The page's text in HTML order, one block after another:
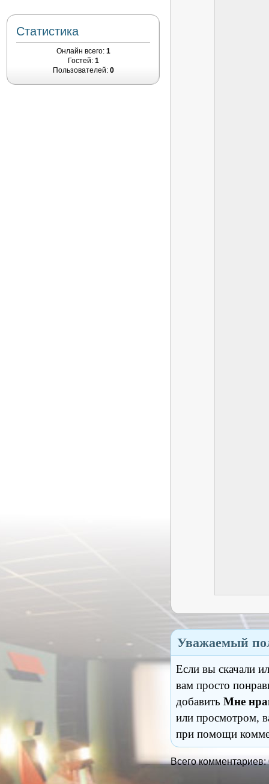
Уважаемый
Если вы скачали
вам просто
добавить Мне
или просмотром,
при помощи
Всего комментариев:
Статистика
Онлайн всего: 1
Гостей: 1
Пользователей: 0